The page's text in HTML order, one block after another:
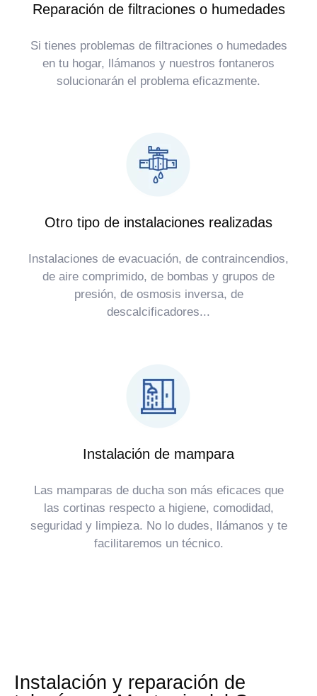
Reparación de filtraciones o humedades
Si tienes problemas de filtraciones o humedades
en tu hogar, llámanos y nuestros fontaneros
solucionarán el problema eficazmente.
Otro tipo de instalaciones realizadas
Instalaciones de evacuación, de contraincendios,
de aire comprimido, de bombas y grupos de
presión, de osmosis inversa, de
descalcificadores...
Instalación de mampara
Las mamparas de ducha son más eficaces que
las cortinas respecto a higiene, comodidad,
seguridad y limpieza. No lo dudes, llámanos y te
facilitaremos un técnico.
Instalación y reparación de